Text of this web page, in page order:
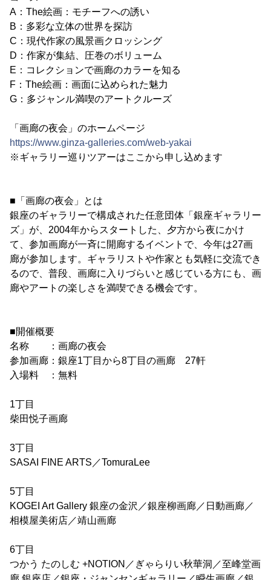
A：The絵画：モチーフへの誘い
B：多彩な立体の世界を探訪
C：現代作家の風景画クロッシング
D：作家が集結、圧巻のボリューム
E：コレクションで画廊のカラーを知る
F：The絵画：画面に込められた魅力
G：多ジャンル満喫のアートクルーズ
「画廊の夜会」のホームページ
https://www.ginza-galleries.com/web-yakai
※ギャラリー巡りツアーはここから申し込めます
■「画廊の夜会」とは
銀座のギャラリーで構成された任意団体「銀座ギャラリー
ズ」が、2004年からスタートした、夕方から夜にかけ
て、参加画廊が一斉に開廊するイベントで、今年は27画
廊が参加します。ギャラリストや作家とも気軽に交流でき
るので、普段、画廊に入りづらいと感じている方にも、画
廊やアートの楽しさを満喫できる機会です。
■開催概要
名称 ：画廊の夜会
参加画廊：銀座1丁目から8丁目の画廊 27軒
入場料 ：無料
1丁目
柴田悦子画廊
3丁目
SASAI FINE ARTS／TomuraLee
5丁目
KOGEI Art Gallery 銀座の金沢／銀座柳画廊／日動画廊／
相模屋美術店／靖山画廊
6丁目
つかう たのしむ +NOTION／ぎゃらりい秋華洞／至峰堂画